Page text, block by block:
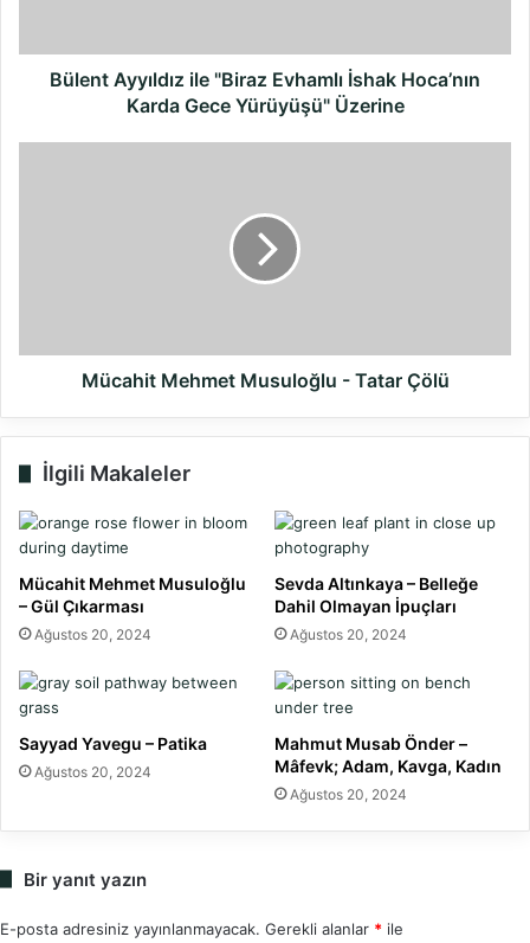
Gece
Yürüyüşü"
Bülent Ayyıldız ile "Biraz Evhamlı İshak Hoca’nın
Karda Gece Yürüyüşü" Üzerine
Mücahit Mehmet Musuloğlu - Tatar Çölü
İlgili Makaleler
Mücahit Mehmet Musuloğlu
– Gül Çıkarması
Ağustos 20, 2024
Sevda Altınkaya – Belleğe
Dahil Olmayan İpuçları
Ağustos 20, 2024
Sayyad Yavegu – Patika
Ağustos 20, 2024
Mahmut Musab Önder –
Mâfevk; Adam, Kavga, Kadın
Ağustos 20, 2024
Bir yanıt yazın
E-posta adresiniz yayınlanmayacak. Gerekli alanlar * ile